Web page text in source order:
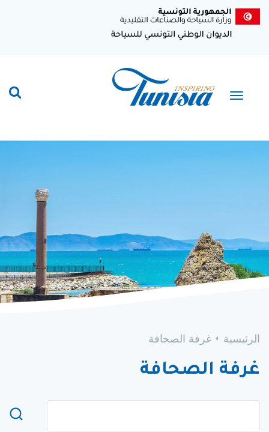
Toggle
الرئيسية غرفة الصحافة
غرفة الصحافة